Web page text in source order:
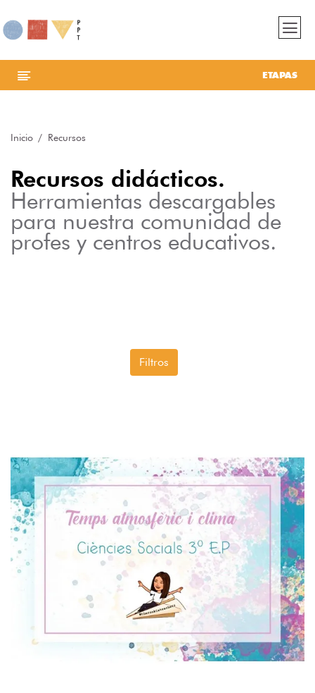
ETAPAS
Inicio Recursos
Recursos didácticos.
Herramientas descargables
para nuestra comunidad de
profes y centros educativos.
Filtros